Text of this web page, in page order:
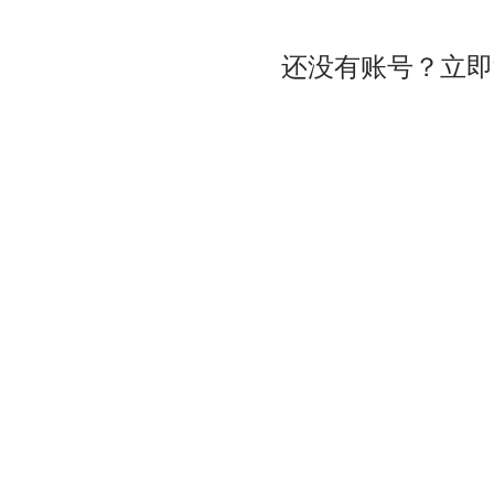
还没有账号？立